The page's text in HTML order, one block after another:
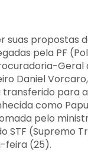
suas propostas
pela PF
Geral
Daniel
transferido para
como
pelo
STF (Supremo
feira (25).